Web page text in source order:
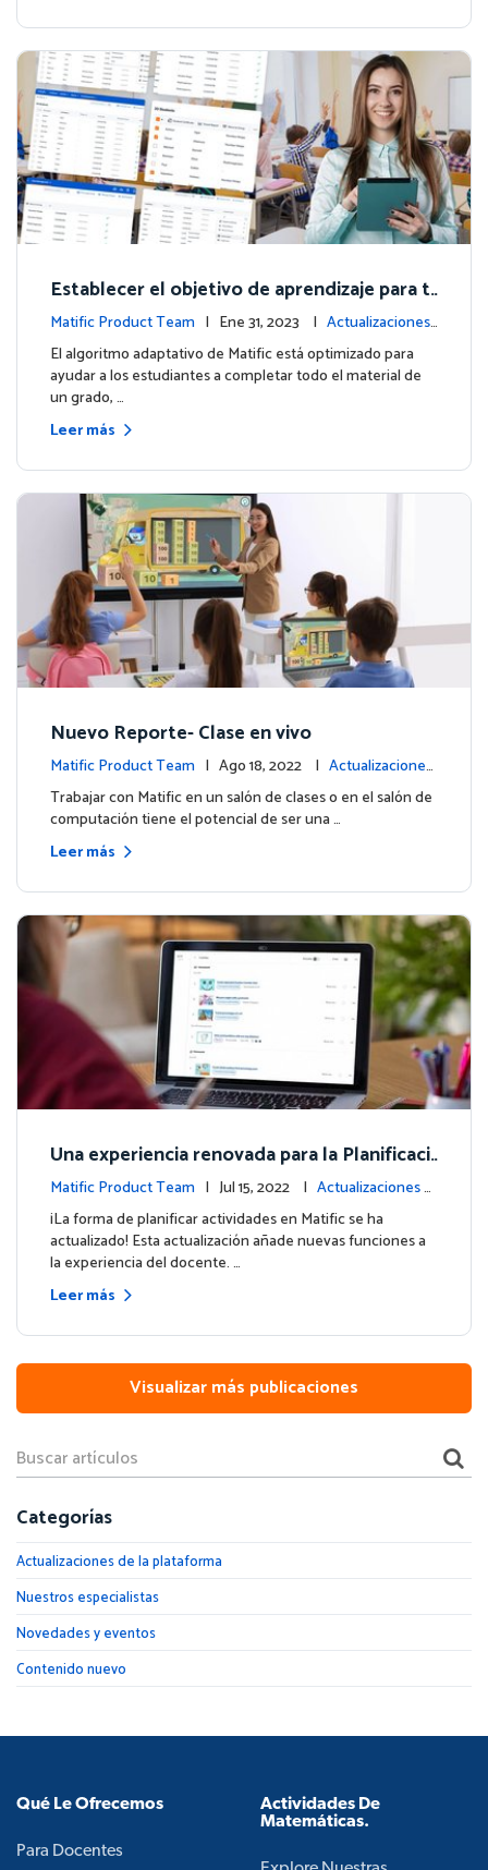
Establecer el objetivo de aprendizaje para t
us estudiantes
Matific Product Team | Ene 31, 2023 | Actualizaciones
de la plataforma
El algoritmo adaptativo de Matific está optimizado para
ayudar a los estudiantes a completar todo el material de
un grado, …
Leer más
Nuevo Reporte- Clase en vivo
Matific Product Team | Ago 18, 2022 | Actualizaciones
de la plataforma
Trabajar con Matific en un salón de clases o en el salón de
computación tiene el potencial de ser una …
Leer más
Una experiencia renovada para la Planificaci
ón de Actividades
Matific Product Team | Jul 15, 2022 | Actualizaciones d
e la plataforma
¡La forma de planificar actividades en Matific se ha
actualizado! Esta actualización añade nuevas funciones a
la experiencia del docente. …
Leer más
Visualizar más publicaciones
Categorías
Actualizaciones de la plataforma
Nuestros especialistas
Novedades y eventos
Contenido nuevo
Qué Le Ofrecemos
Para Docentes
Actividades De
Matemáticas.